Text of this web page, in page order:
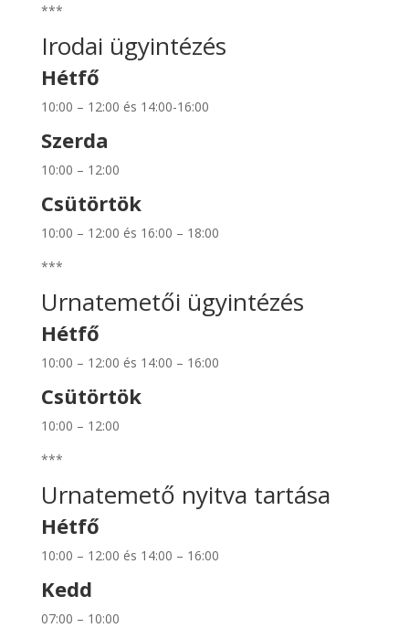
***
Irodai ügyintézés
Hétfő
10:00 – 12:00 és 14:00-16:00
Szerda
10:00 – 12:00
Csütörtök
10:00 – 12:00 és 16:00 – 18:00
***
Urnatemetői ügyintézés
Hétfő
10:00 – 12:00 és 14:00 – 16:00
Csütörtök
10:00 – 12:00
***
Urnatemető nyitva tartása
Hétfő
10:00 – 12:00 és 14:00 – 16:00
Kedd
07:00 – 10:00